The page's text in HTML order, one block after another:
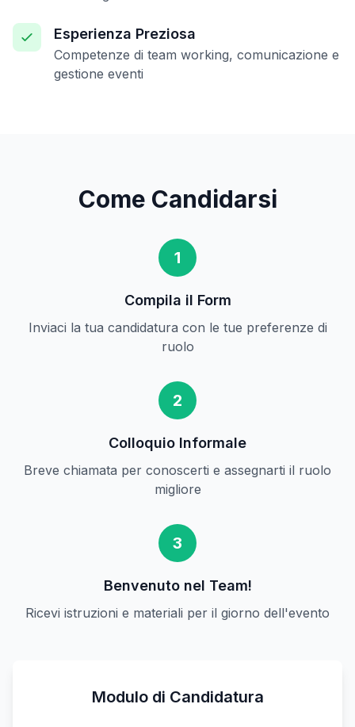
Esperienza Preziosa
Competenze di team working, comunicazione e
gestione eventi
Come Candidarsi
1
Compila il Form
Inviaci la tua candidatura con le tue preferenze di
ruolo
2
Colloquio Informale
Breve chiamata per conoscerti e assegnarti il ruolo
migliore
3
Benvenuto nel Team!
Ricevi istruzioni e materiali per il giorno dell'evento
Modulo di Candidatura